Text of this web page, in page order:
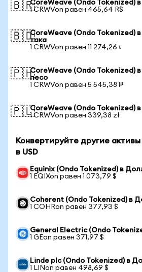
🇧🇷CoreWeave (Ondo Tokenized)
1 CRWVon равен 465,64 R$
🇧🇩CoreWeave (Ondo Tokenized)
така
1 CRWVon равен 11 274,26 ৳
🇵🇭CoreWeave (Ondo Tokenized)
песо
1 CRWVon равен 5 545,38 ₱
🇵🇱CoreWeave (Ondo Tokenized)
1 CRWVon равен 339,38 zł
Конвертируйте другие
в USD
Equinix (Ondo Tokenized) в
1 EQIXon равен 1 073,79 $
Coherent (Ondo Tokenized) в
1 COHRon равен 377,93 $
General Electric (Ondo
1 GEon равен 371,97 $
Linde plc (Ondo Tokenized) в
1 LINon равен 498,69 $